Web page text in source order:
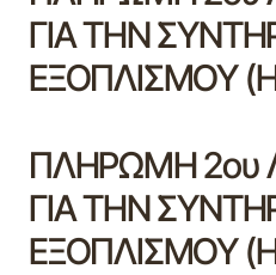
ΓΙΑ ΤΗΝ
ΕΞΟΠΛΙΣΜΟΥ
ΠΛΗΡΩΜΗ 2ου
ΓΙΑ ΤΗΝ
ΕΞΟΠΛΙΣΜΟΥ